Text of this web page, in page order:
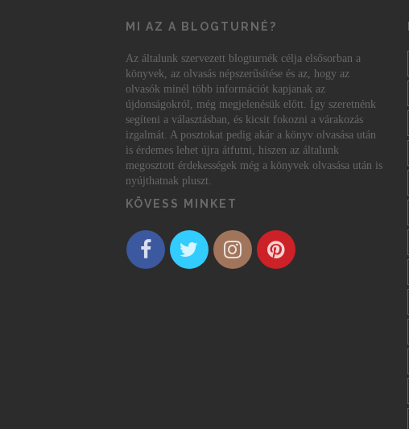
MI AZ A BLOGTURNÉ?
Az általunk szervezett blogturnék célja elsősorban a
könyvek, az olvasás népszerűsítése és az, hogy az
olvasók minél több információt kapjanak az
újdonságokról, még megjelenésük előtt. Így szeretnénk
segíteni a választásban, és kicsit fokozni a várakozás
izgalmát. A posztokat pedig akár a könyv olvasása után
is érdemes lehet újra átfutni, hiszen az általunk
megosztott érdekességek még a könyvek olvasása után is
nyújthatnak pluszt.
KÖVESS MINKET